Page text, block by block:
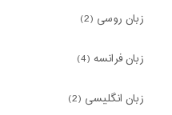
زبان روسی (2)
زبان فرانسه (4)
زبان انگلیسی (2)